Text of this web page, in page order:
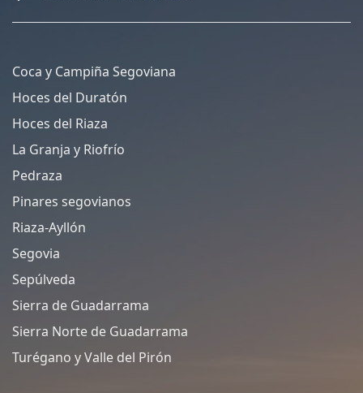
Coca y Campiña Segoviana
Hoces del Duratón
Hoces del Riaza
La Granja y Riofrío
Pedraza
Pinares segovianos
Riaza-Ayllón
Segovia
Sepúlveda
Sierra de Guadarrama
Sierra Norte de Guadarrama
Turégano y Valle del Pirón